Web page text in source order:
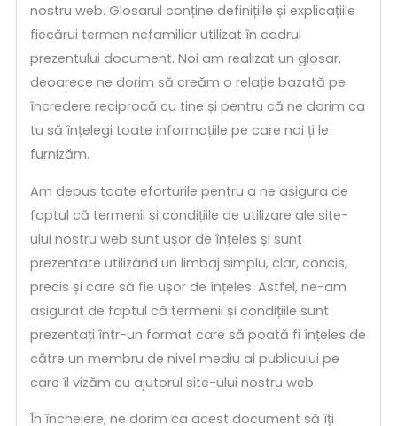
nostru web. Glosarul conține definițiile și explicațiile
fiecărui termen nefamiliar utilizat în cadrul
prezentului document. Noi am realizat un glosar,
deoarece ne dorim să creăm o relație bazată pe
încredere reciprocă cu tine și pentru că ne dorim ca
tu să înțelegi toate informațiile pe care noi ți le
furnizăm.
Am depus toate eforturile pentru a ne asigura de
faptul că termenii și condițiile de utilizare ale site-
ului nostru web sunt ușor de înțeles și sunt
prezentate utilizând un limbaj simplu, clar, concis,
precis și care să fie ușor de înțeles. Astfel, ne-am
asigurat de faptul că termenii și condițiile sunt
prezentați într-un format care să poată fi înțeles de
către un membru de nivel mediu al publicului pe
care îl vizăm cu ajutorul site-ului nostru web.
În încheiere, ne dorim ca acest document să îți